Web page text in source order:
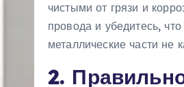
чистыми от грязи и
провода и убедитесь,
металлические части не
2.